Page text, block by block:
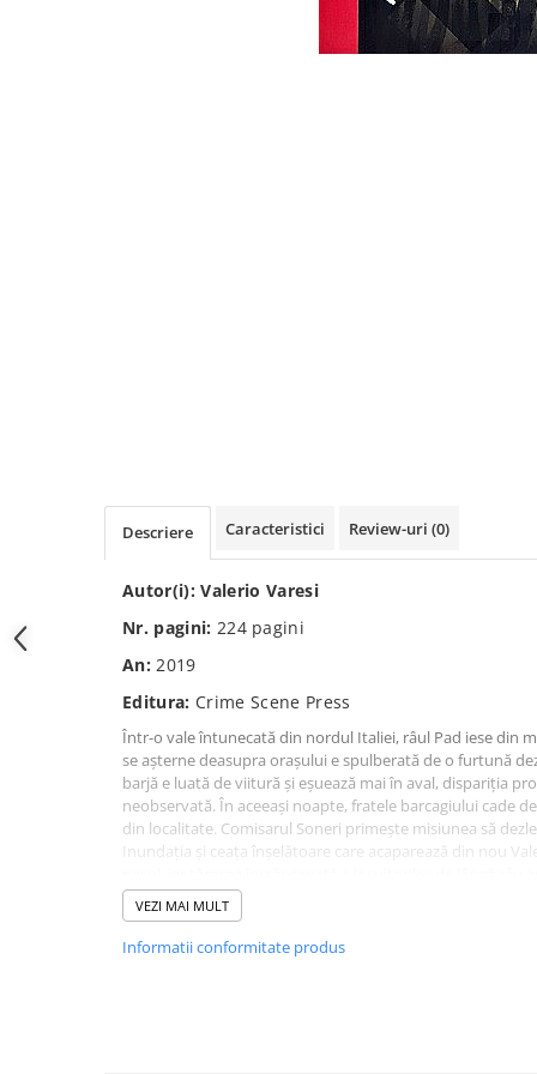
Spiritualitate/Ezoterism
Stiinte/Educatie
Noutăți
Evenimentul Istoric
Descriere Caracteristici Review-uri (0)
Autor(i):Valerio Varesi
Nr. pagini: 224 pagini
An: 2019
Editura: Crime Scene Press
Într-o vale întunecată din nordul Italiei, râul Pad iese din
se așterne deasupra orașului e spulberată de o furtună
barjă e luată de viitură și eșuează mai în aval, dispariția
neobservată. În aceeași noapte, fratele barcagiului cade
din localitate. Comisarul Soneri primește misiunea să
Inundația și ceața înșelătoare care acaparează din nou
timpul parcă s-a oprit. O lume în care lupta dintre
continuă, purtată de combatanți în care focul urii nu s-a
așteptând să se dezlănțuie.
VEZI MAI MULT
Informatii conformitate produs